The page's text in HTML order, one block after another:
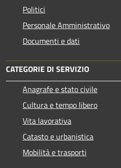
Politici
Personale Amministrativo
Documenti e dati
CATEGORIE DI SERVIZIO
Anagrafe e stato civile
Cultura e tempo libero
Vita lavorativa
Catasto e urbanistica
Mobilità e trasporti